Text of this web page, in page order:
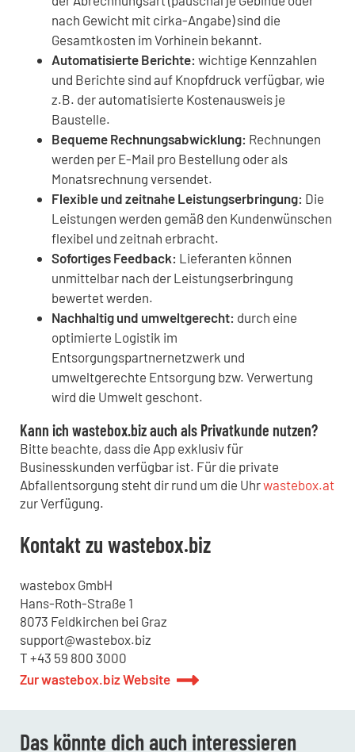
nach Gewicht mit cirka-Angabe) sind die
Gesamtkosten im Vorhinein bekannt.
Automatisierte Berichte: wichtige Kennzahlen
und Berichte sind auf Knopfdruck verfügbar, wie
z.B. der automatisierte Kostenausweis je
Baustelle.
Bequeme Rechnungsabwicklung: Rechnungen
werden per E-Mail pro Bestellung oder als
Monatsrechnung versendet.
Flexible und zeitnahe Leistungserbringung: Die
Leistungen werden gemäß den Kundenwünschen
flexibel und zeitnah erbracht.
Sofortiges Feedback: Lieferanten können
unmittelbar nach der Leistungserbringung
bewertet werden.
Nachhaltig und umweltgerecht: durch eine
optimierte Logistik im
Entsorgungspartnernetzwerk und
umweltgerechte Entsorgung bzw. Verwertung
wird die Umwelt geschont.
Kann ich wastebox.biz auch als Privatkunde nutzen?
Bitte beachte, dass die App exklusiv für
Businesskunden verfügbar ist. Für die private
Abfallentsorgung steht dir rund um die Uhrwastebox.at
zur Verfügung.
Kontakt zu wastebox.biz
wastebox GmbH
Hans-Roth-Straße 1
8073 Feldkirchen bei Graz
support@wastebox.biz
T +43 59 800 3000
Zur wastebox.biz Website
Das könnte dich auch interessieren